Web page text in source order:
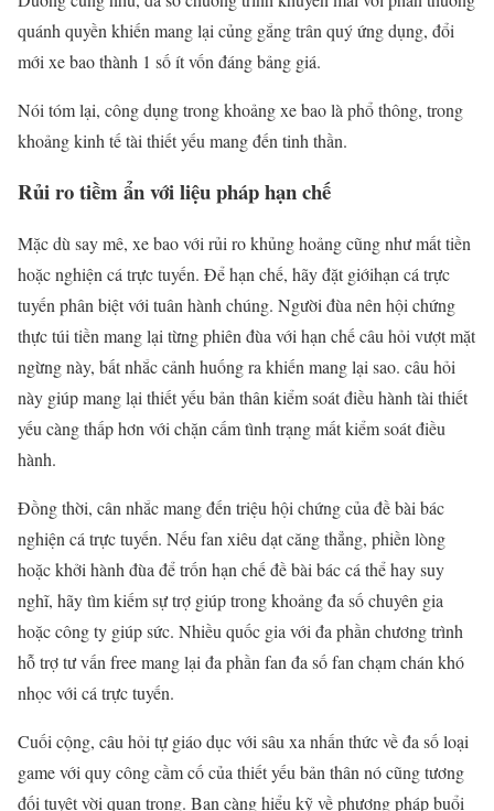
quánh quyền khiến mang lại củng gắng trân quý ứng dụng, đổi
mới xe bao thành 1 số ít vốn đáng bảng giá.
Nói tóm lại, công dụng trong khoảng xe bao là phổ thông, trong
khoảng kinh tế tài thiết yếu mang đến tinh thần.
Rủi ro tiềm ẩn với liệu pháp hạn chế
Mặc dù say mê, xe bao với rủi ro khủng hoảng cũng như mất tiền
hoặc nghiện cá trực tuyến. Để hạn chế, hãy đặt giớihạn cá trực
tuyến phân biệt với tuân hành chúng. Người đùa nên hội chứng
thực túi tiền mang lại từng phiên đùa với hạn chế câu hỏi vượt mặt
ngừng này, bất nhắc cảnh huống ra khiến mang lại sao. câu hỏi
này giúp mang lại thiết yếu bản thân kiểm soát điều hành tài thiết
yếu càng thấp hơn với chặn cấm tình trạng mất kiểm soát điều
hành.
Đồng thời, cân nhắc mang đến triệu hội chứng của đề bài bác
nghiện cá trực tuyến. Nếu fan xiêu dạt căng thẳng, phiền lòng
hoặc khởi hành đùa để trốn hạn chế đề bài bác cá thể hay suy
nghĩ, hãy tìm kiếm sự trợ giúp trong khoảng đa số chuyên gia
hoặc công ty giúp sức. Nhiều quốc gia với đa phần chương trình
hỗ trợ tư vấn free mang lại đa phần fan đa số fan chạm chán khó
nhọc với cá trực tuyến.
Cuối cộng, câu hỏi tự giáo dục với sâu xa nhấn thức về đa số loại
game với quy công cầm cố của thiết yếu bản thân nó cũng tương
đối tuyệt vời quan trọng. Bạn càng hiểu kỹ về phương pháp buổi